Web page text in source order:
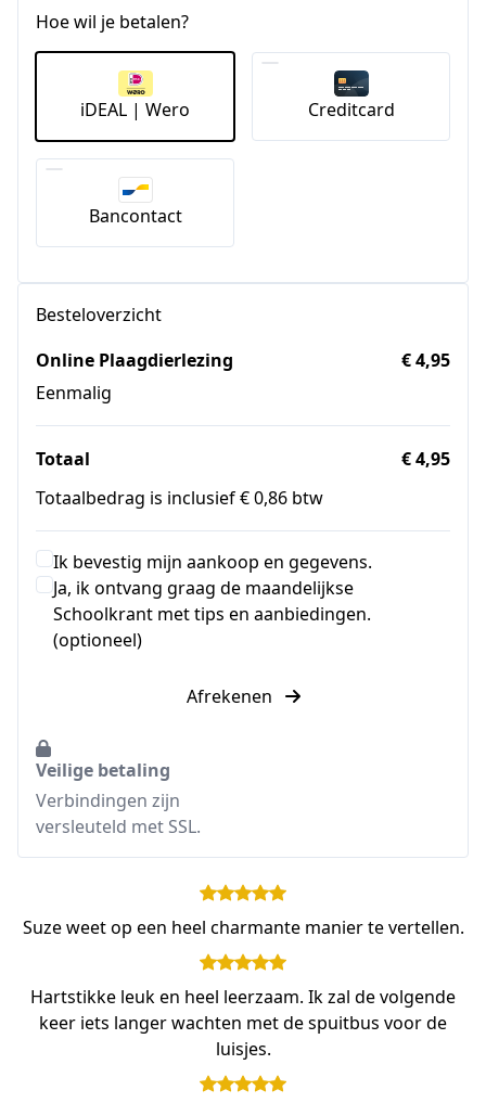
Hoe wil je betalen?
iDEAL | Wero Creditcard
Bancontact
Besteloverzicht
Online Plaagdierlezing
Eenmalig
€ 4,95
Totaal
€ 4,95
Totaalbedrag is inclusief € 0,86 btw
Ik bevestig mijn aankoop en gegevens.
Ja, ik ontvang graag de maandelijkse
Schoolkrant met tips en aanbiedingen.
(optioneel)
Afrekenen
Veilige betaling
Verbindingen zijn
versleuteld met SSL.
Suze weet op een heel charmante manier te vertellen.
Hartstikke leuk en heel leerzaam. Ik zal de volgende
keer iets langer wachten met de spuitbus voor de
luisjes.